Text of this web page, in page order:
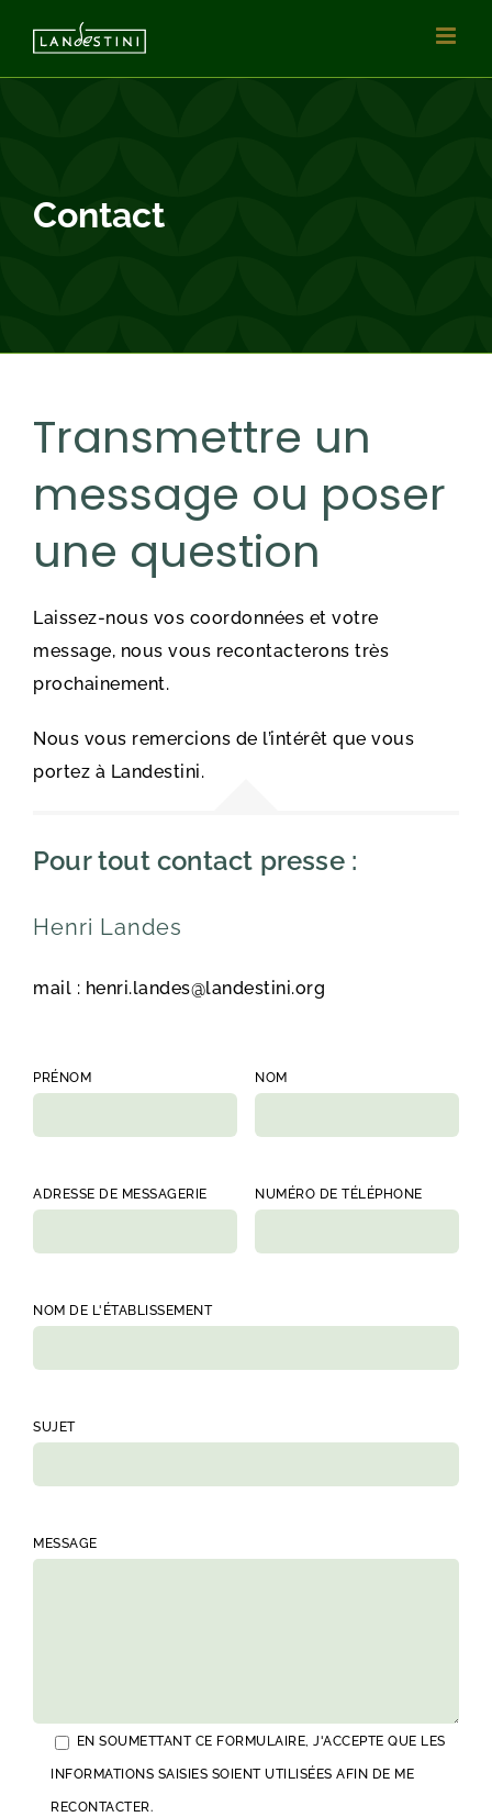
contenu
Contact
Transmettre un
message ou poser
une question
Laissez-nous vos coordonnées et votre
message, nous vous recontacterons très
prochainement.
Nous vous remercions de l’intérêt que vous
portez à Landestini.
Pour tout contact presse :
Henri Landes
mail : henri.landes@landestini.org
PRÉNOM NOM
ADRESSE DE MESSAGERIE NUMÉRO DE TÉLÉPHONE
NOM DE L'ÉTABLISSEMENT
SUJET
MESSAGE
EN SOUMETTANT CE FORMULAIRE, J'ACCEPTE QUE LES
INFORMATIONS SAISIES SOIENT UTILISÉES AFIN DE ME
RECONTACTER.